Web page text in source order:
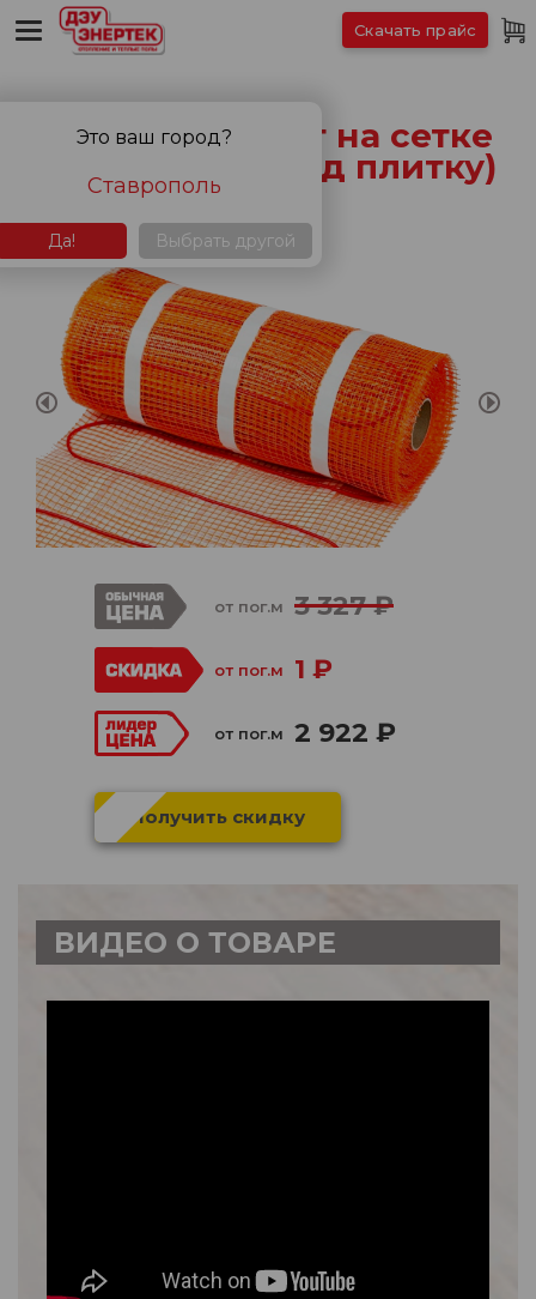
Кабельный мат на сетке
(теплый пол под плитку)
от пог.м 3 327 ₽
от пог.м 1 ₽
от пог.м 2 922 ₽
Получить скидку
ВИДЕО О ТОВАРЕ
Скачать прайс
Это ваш город?
Ставрополь
Да! Выбрать другой